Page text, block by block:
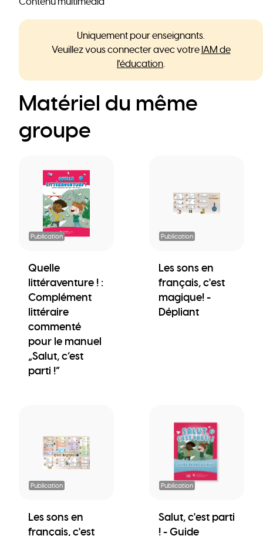
Uniquement pour enseignants.
Veuillez vous connecter avec votre IAM de
l'éducation.
Matériel du même
groupe
Publication
Quelle
littéraventure ! :
Complément
littéraire
commenté
pour le manuel
„Salut, c’est
parti !“
Publication
Les sons en
français, c'est
magique! -
Dépliant
Publication
Les sons en
français, c'est
Publication
Salut, c'est parti
! - Guide